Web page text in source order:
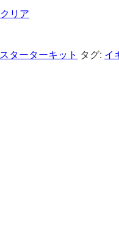
クリア
スターターキット タグ: イ